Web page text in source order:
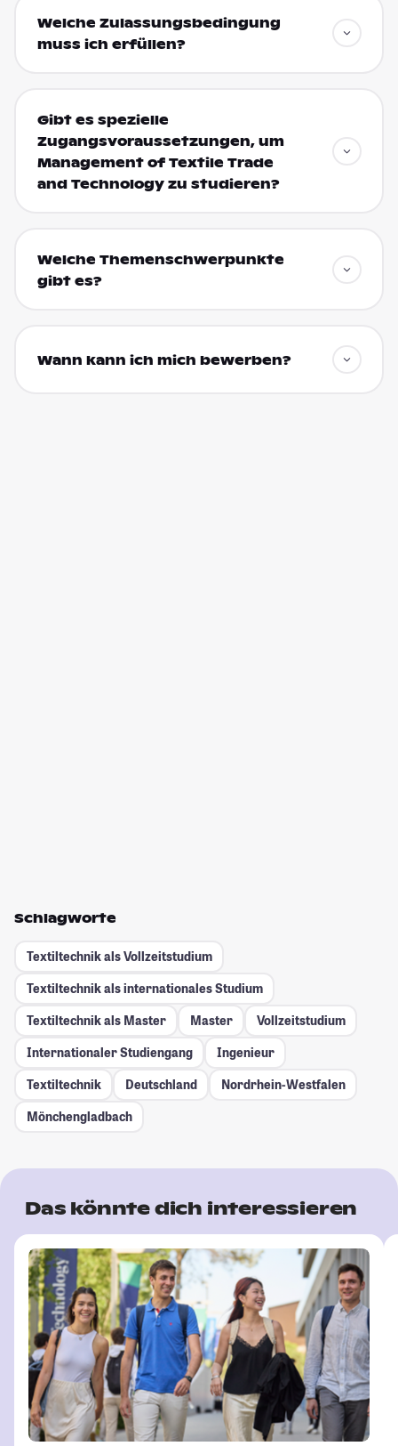
Welche Zulassungsbedingung
muss ich erfüllen?
Gibt es spezielle
Zugangsvoraussetzungen, um
Management of Textile Trade
and Technology zu studieren?
Welche Themenschwerpunkte
gibt es?
Wann kann ich mich bewerben?
Schlagworte
Textiltechnik als Vollzeitstudium
Textiltechnik als internationales Studium
Textiltechnik als Master
Master
Vollzeitstudium
Internationaler Studiengang
Ingenieur
Textiltechnik
Deutschland
Nordrhein-Westfalen
Mönchengladbach
Das könnte dich interessieren